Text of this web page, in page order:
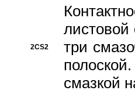
2CS2
листовой
три
смазкой